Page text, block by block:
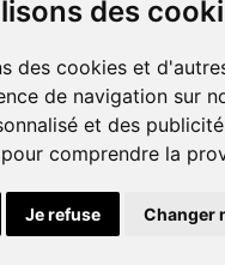
des
des cookies et
de navigation sur
et des
comprendre la
Je refuse Changer